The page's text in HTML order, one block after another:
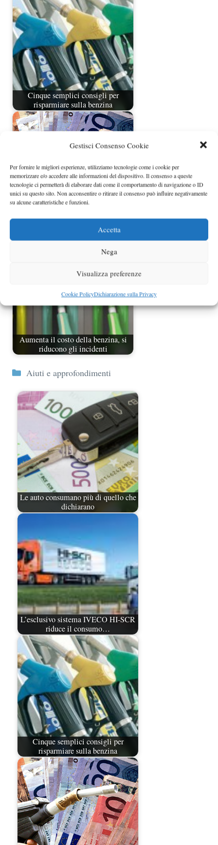
Gestisci Consenso Cookie
Per fornire le migliori esperienze, utilizziamo tecnologie come i cookie per
memorizzare e/o accedere alle informazioni del dispositivo. Il consenso a queste
tecnologie ci permetterà di elaborare dati come il comportamento di navigazione o ID
unici su questo sito. Non acconsentire o ritirare il consenso può influire negativamente
su alcune caratteristiche e funzioni.
Accetta
Nega
Visualizza preferenze
Cookie PolicyDichiarazione sulla Privacy
Cinque semplici consigli per
risparmiare sulla benzina
Consigli per risparmiare carburante
Aumenta il costo della benzina, si
riducono gli incidenti
Categorie
Aiuti e approfondimenti
Le auto consumano più di quello che
dichiarano
L’esclusivo sistema IVECO HI-SCR
riduce il consumo…
Cinque semplici consigli per
risparmiare sulla benzina